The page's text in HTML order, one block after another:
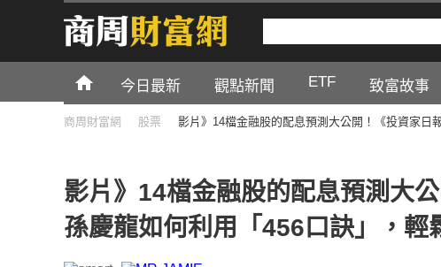
今日最新 觀點新聞 ETF 致富故事
商周財富網 股票 影片》14檔金融股的配息預測大公開！《投資家日
影片》14檔金融股的配息預測大
孫慶龍如何利用「456口訣」，輕